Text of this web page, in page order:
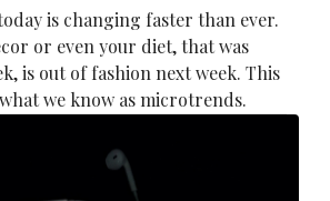
is changing faster than ever.
or even your diet, that was
is out of fashion next week. This
we know as microtrends.